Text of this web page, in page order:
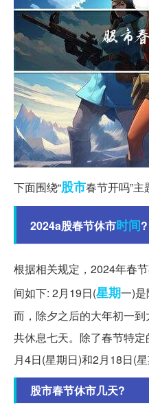
下面围绕“股市春节开吗”
2024a股春节休市时间?
根据相关规定，2024年春
间如下: 2月19日(星期一)
而，除夕之后的大年初一
共休息七天。除了春节特
月4日(星期日)和2月18日(
股市春节休市几天?